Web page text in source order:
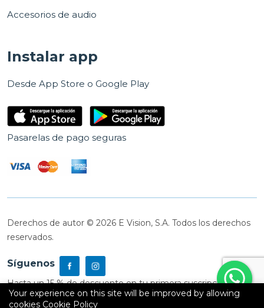
Accesorios de audio
Instalar app
Desde App Store o Google Play
Pasarelas de pago seguras
Derechos de autor © 2026 E Vision, S.A. Todos los derechos
reservados.
Síguenos
Hasta un 15 % de descuento en tu primera suscripción
Your experience on this site will be improved by allowing
cookies Cookie Policy